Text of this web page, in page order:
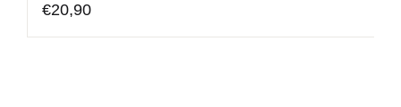
€20,90